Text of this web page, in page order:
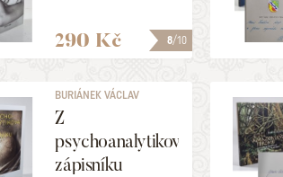
8/10
290 Kč
BURIÁNEK VÁCLAV
Z
psychoanalytikova
zápisníku